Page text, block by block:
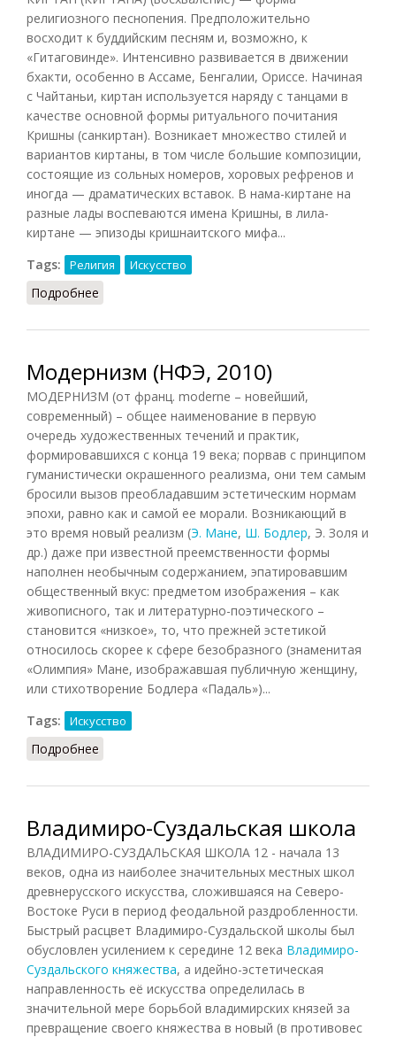
религиозного песнопения. Предположительно
восходит к буддийским песням и, возможно, к
«Гитаговинде». Интенсивно развивается в движении
бхакти, особенно в Ассаме, Бенгалии, Ориссе. Начиная
с Чайтаньи, киртан используется наряду с танцами в
качестве основной формы ритуального почитания
Кришны (санкиртан). Возникает множество стилей и
вариантов киртаны, в том числе большие композиции,
состоящие из сольных номеров, хоровых рефренов и
иногда — драматических вставок. В нама-киртане на
разные лады воспеваются имена Кришны, в лила-
киртане — эпизоды кришнаитского мифа...
Tags:
Религия Искусство
Подробнее
Модернизм (НФЭ, 2010)
МОДЕРНИЗМ (от франц. moderne – новейший,
современный) – общее наименование в первую
очередь художественных течений и практик,
формировавшихся с конца 19 века; порвав с принципом
гуманистически окрашенного реализма, они тем самым
бросили вызов преобладавшим эстетическим нормам
эпохи, равно как и самой ее морали. Возникающий в
это время новый реализм (Э. Мане, Ш. Бодлер, Э. Золя и
др.) даже при известной преемственности формы
наполнен необычным содержанием, эпатировавшим
общественный вкус: предметом изображения – как
живописного, так и литературно-поэтического –
становится «низкое», то, что прежней эстетикой
относилось скорее к сфере безобразного (знаменитая
«Олимпия» Мане, изображавшая публичную женщину,
или стихотворение Бодлера «Падаль»)...
Tags:
Искусство
Подробнее
Владимиро-Суздальская школа
ВЛАДИМИРО-СУЗДАЛЬСКАЯ ШКОЛА 12 - начала 13
веков, одна из наиболее значительных местных школ
древнерусского искусства, сложившаяся на Северо-
Востоке Руси в период феодальной раздробленности.
Быстрый расцвет Владимиро-Суздальской школы был
обусловлен усилением к середине 12 века Владимиро-
Суздальского княжества, а идейно-эстетическая
направленность её искусства определилась в
значительной мере борьбой владимирских князей за
превращение своего княжества в новый (в противовес